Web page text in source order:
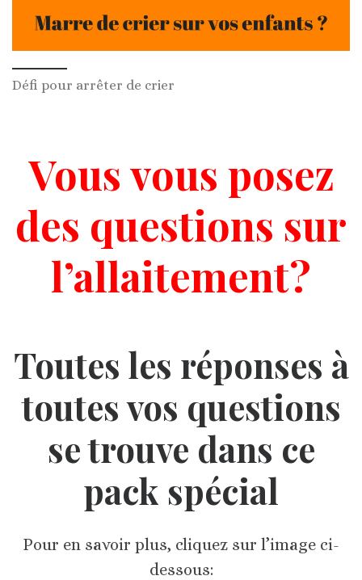
Défi pour arrêter de crier
Vous vous posez
des questions sur
l’allaitement?
Toutes les réponses à
toutes vos questions
se trouve dans ce
pack spécial
Pour en savoir plus, cliquez sur l’image ci-
dessous: